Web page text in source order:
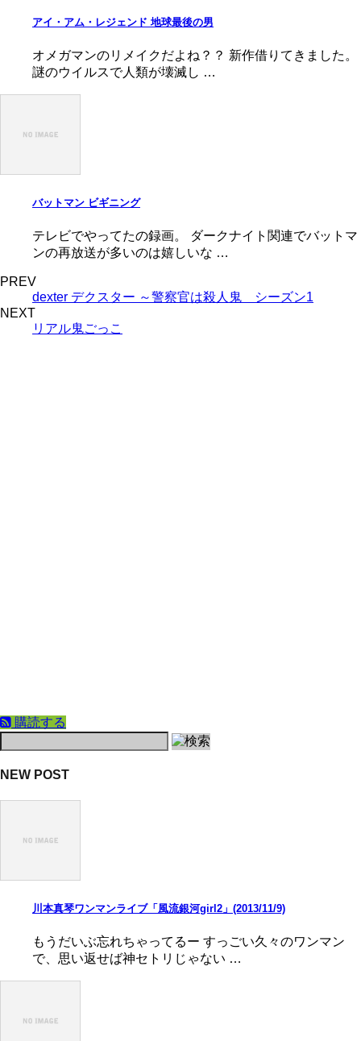
アイ・アム・レジェンド 地球最後の男
オメガマンのリメイクだよね？？ 新作借りてきました。
謎のウイルスで人類が壊滅し …
バットマン ビギニング
テレビでやってたの録画。 ダークナイト関連でバットマ
ンの再放送が多いのは嬉しいな …
PREV
dexter デクスター ～警察官は殺人鬼 シーズン1
NEXT
リアル鬼ごっこ
購読する
NEW POST
川本真琴ワンマンライブ「風流銀河girl2」(2013/11/9)
もうだいぶ忘れちゃってるー すっごい久々のワンマン
で、思い返せば神セトリじゃない …